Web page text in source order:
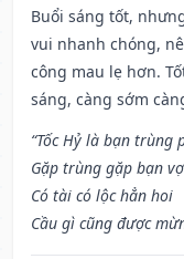
Buổi sáng tốt,
vui nhanh chóng,
công mau lẹ hơn.
sáng, càng sớm
“Tốc Hỷ là bạn trùng
Gặp trùng gặp bạn
Có tài có lộc hẳn hoi
Cầu gì cũng được